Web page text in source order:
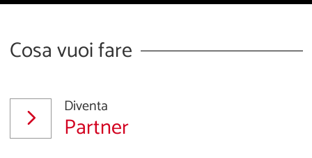
Cosa vuoi fare
Diventa
Partner